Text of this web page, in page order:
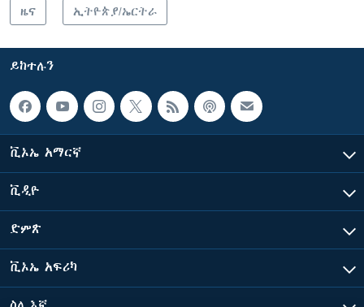
ዜና ኢትዮጵያ/ኤርትራ
ይከተሉን
ቪኦኤ አማርኛ
ቪዲዮ
ድምጽ
ቪኦኤ አፍሪካ